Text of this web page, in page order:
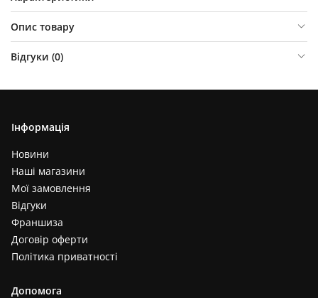
Опис товару
Відгуки (0)
Інформація
Новини
Наші магазини
Мої замовлення
Відгуки
Франшиза
Договір оферти
Політика приватності
Допомога